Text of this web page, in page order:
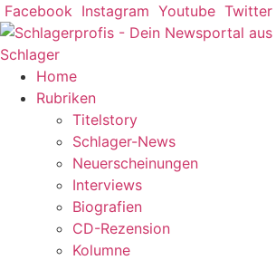
Zum
Inhalt
springen
Facebook Instagram Youtube Twitter
Home
Rubriken
Titelstory
Schlager-News
Neuerscheinungen
Interviews
Biografien
CD-Rezension
Kolumne